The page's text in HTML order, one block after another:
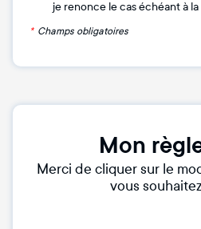
je renonce le cas échéant à
* Champs obligatoires
Mon
Merci de cliquer sur le
vous